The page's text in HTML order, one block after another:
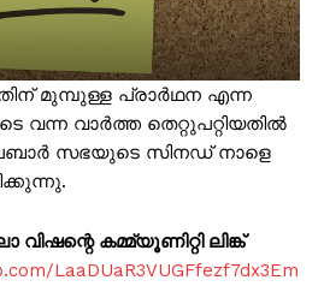
മുമ്പുള്ള പ്രാർഥന എന്ന
വന്ന വാർത്ത തെറ്റുപറ്റിയതിൽ
സഭയുടെ സിനഡ് നാളെ
വിഷന്റെ കമ്മ്യൂണിറ്റി ലിങ്ക്
LaaDUaR3VUGFfezf7dx3Em